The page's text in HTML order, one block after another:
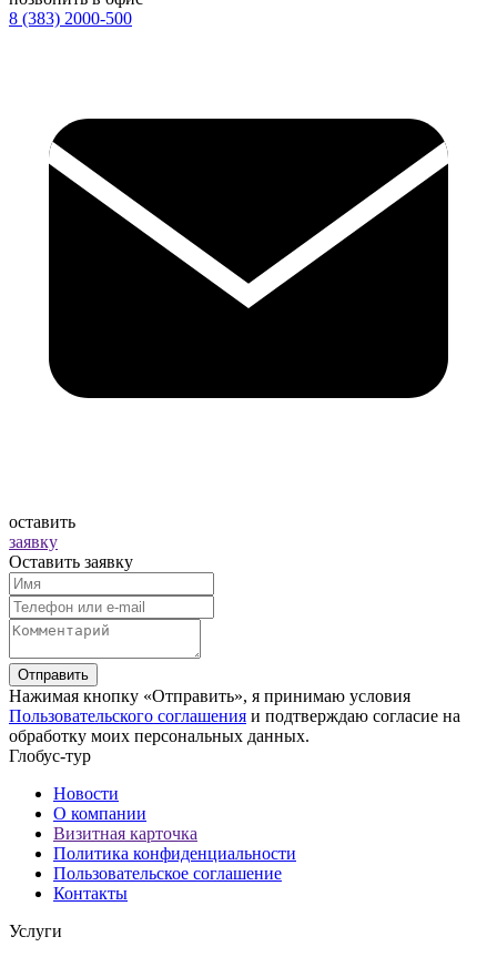
8 (383) 2000-500
оставить
заявку
Оставить заявку
Отправить
Нажимая кнопку «Отправить», я принимаю условия
Пользовательского соглашения и подтверждаю согласие на
обработку моих персональных данных.
Глобус-тур
Новости
О компании
Визитная карточка
Политика конфиденциальности
Пользовательское соглашение
Контакты
Услуги